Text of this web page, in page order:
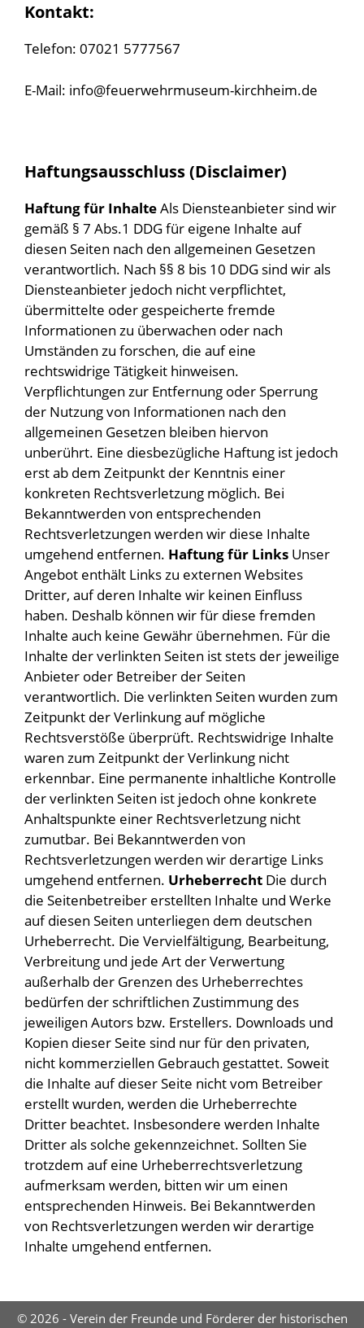
Kontakt:
Telefon: 07021 5777567
E-Mail: info@feuerwehrmuseum-kirchheim.de
Haftungsausschluss (Disclaimer)
Haftung für InhalteAls Diensteanbieter sind wir
gemäß § 7 Abs.1 DDG für eigene Inhalte auf
diesen Seiten nach den allgemeinen Gesetzen
verantwortlich. Nach §§ 8 bis 10 DDG sind wir als
Diensteanbieter jedoch nicht verpflichtet,
übermittelte oder gespeicherte fremde
Informationen zu überwachen oder nach
Umständen zu forschen, die auf eine
rechtswidrige Tätigkeit hinweisen.
Verpflichtungen zur Entfernung oder Sperrung
der Nutzung von Informationen nach den
allgemeinen Gesetzen bleiben hiervon
unberührt. Eine diesbezügliche Haftung ist jedoch
erst ab dem Zeitpunkt der Kenntnis einer
konkreten Rechtsverletzung möglich. Bei
Bekanntwerden von entsprechenden
Rechtsverletzungen werden wir diese Inhalte
umgehend entfernen. Haftung für Links Unser
Angebot enthält Links zu externen Websites
Dritter, auf deren Inhalte wir keinen Einfluss
haben. Deshalb können wir für diese fremden
Inhalte auch keine Gewähr übernehmen. Für die
Inhalte der verlinkten Seiten ist stets der jeweilige
Anbieter oder Betreiber der Seiten
verantwortlich. Die verlinkten Seiten wurden zum
Zeitpunkt der Verlinkung auf mögliche
Rechtsverstöße überprüft. Rechtswidrige Inhalte
waren zum Zeitpunkt der Verlinkung nicht
erkennbar. Eine permanente inhaltliche Kontrolle
der verlinkten Seiten ist jedoch ohne konkrete
Anhaltspunkte einer Rechtsverletzung nicht
zumutbar. Bei Bekanntwerden von
Rechtsverletzungen werden wir derartige Links
umgehend entfernen. Urheberrecht Die durch
die Seitenbetreiber erstellten Inhalte und Werke
auf diesen Seiten unterliegen dem deutschen
Urheberrecht. Die Vervielfältigung, Bearbeitung,
Verbreitung und jede Art der Verwertung
außerhalb der Grenzen des Urheberrechtes
bedürfen der schriftlichen Zustimmung des
jeweiligen Autors bzw. Erstellers. Downloads und
Kopien dieser Seite sind nur für den privaten,
nicht kommerziellen Gebrauch gestattet. Soweit
die Inhalte auf dieser Seite nicht vom Betreiber
erstellt wurden, werden die Urheberrechte
Dritter beachtet. Insbesondere werden Inhalte
Dritter als solche gekennzeichnet. Sollten Sie
trotzdem auf eine Urheberrechtsverletzung
aufmerksam werden, bitten wir um einen
entsprechenden Hinweis. Bei Bekanntwerden
von Rechtsverletzungen werden wir derartige
Inhalte umgehend entfernen.
© 2026 - Verein der Freunde und Förderer der historischen